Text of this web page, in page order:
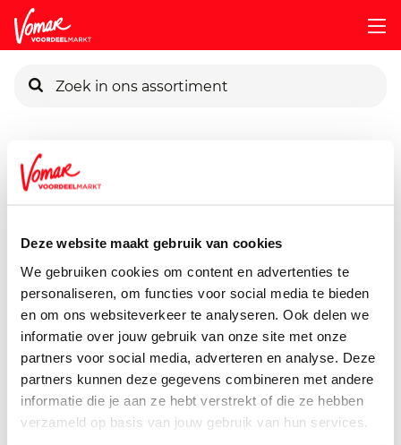
Deze website maakt gebruik van cookies
We gebruiken cookies om content en advertenties te
personaliseren, om functies voor social media te bieden
en om ons websiteverkeer te analyseren. Ook delen we
informatie over jouw gebruik van onze site met onze
partners voor social media, adverteren en analyse. Deze
partners kunnen deze gegevens combineren met andere
informatie die je aan ze hebt verstrekt of die ze hebben
verzameld op basis van jouw gebruik van hun services.
Pincode vergeten
Persoonlijk KIK-account
Assortiment
1000 ml